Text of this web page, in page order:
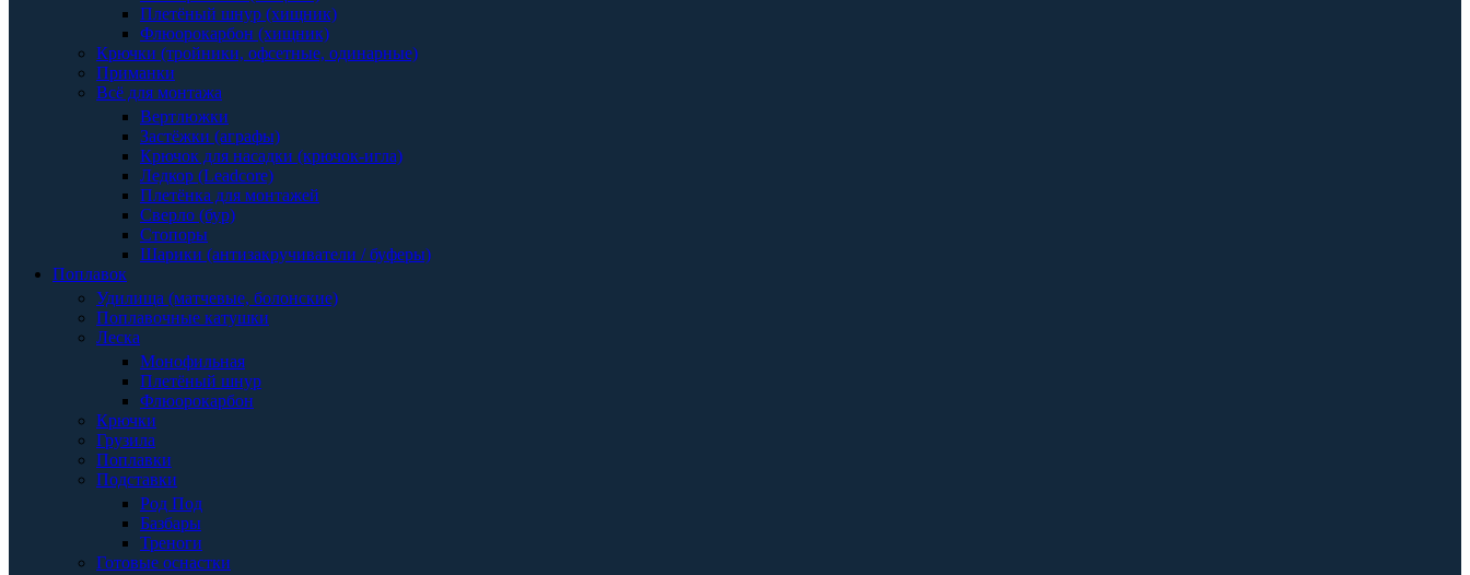
Плетёный шнур (хищник)
Флюорокарбон (хищник)
Крючки (тройники, офсетные, одинарные)
Приманки
Всё для монтажа
Вертлюжки
Застёжки (аграфы)
Крючок для насадки (крючок-игла)
Ледкор (Leadcore)
Плетёнка для монтажей
Сверло (бур)
Стопоры
Шарики (антизакручиватели / буферы)
Поплавок
Удилища (матчевые, болонские)
Поплавочные катушки
Леска
Монофильная
Плетёный шнур
Флюорокарбон
Крючки
Грузила
Поплавки
Подставки
Род Под
Базбары
Треноги
Готовые оснастки